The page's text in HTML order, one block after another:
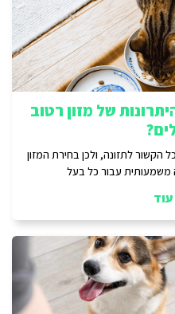
של מזון רטוב
הקשור לתזונה, ולכן בחירת המזון
עבור כל בעל